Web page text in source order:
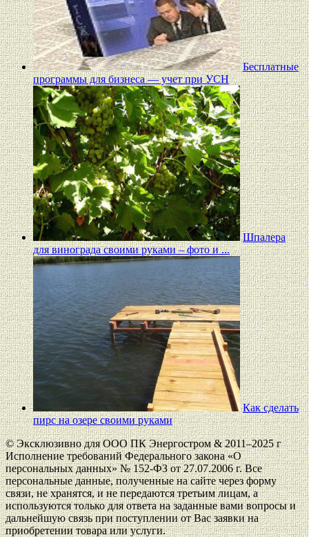
Бесплатные
программы для бизнеса — учет при УСН
Шпалера
для винограда своими руками – фото и ...
Как сделать
пирс на озере своими руками
© Эксклюзивно для ООО ПК Энергостром & 2011–2025 г
Исполнение требований Федерального закона «О
персональных данных» № 152-ФЗ от 27.07.2006 г. Все
персональные данные, полученные на сайте через форму
связи, не хранятся, и не передаются третьим лицам, а
используются только для ответа на заданные вами вопросы и
дальнейшую связь при поступлении от Вас заявки на
приобретении товара или услуги.